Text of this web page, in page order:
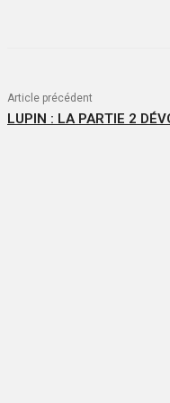
Article précédent
LUPIN : LA PARTIE 2